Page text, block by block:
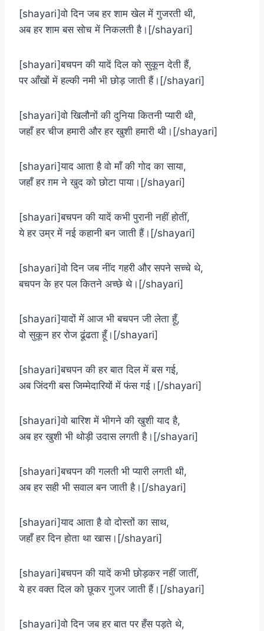
[shayari]वो दिन जब हर शाम खेल में गुजरती थी,
अब हर शाम बस सोच में निकलती है।[/shayari]
[shayari]बचपन की यादें दिल को सुकून देती हैं,
पर आँखों में हल्की नमी भी छोड़ जाती हैं।[/shayari]
[shayari]वो खिलौनों की दुनिया कितनी प्यारी थी,
जहाँ हर चीज हमारी और हर खुशी हमारी थी।[/shayari]
[shayari]याद आता है वो माँ की गोद का साया,
जहाँ हर ग़म ने खुद को छोटा पाया।[/shayari]
[shayari]बचपन की यादें कभी पुरानी नहीं होतीं,
ये हर उम्र में नई कहानी बन जाती हैं।[/shayari]
[shayari]वो दिन जब नींद गहरी और सपने सच्चे थे,
बचपन के हर पल कितने अच्छे थे।[/shayari]
[shayari]यादों में आज भी बचपन जी लेता हूँ,
वो सुकून हर रोज ढूंढता हूँ।[/shayari]
[shayari]बचपन की हर बात दिल में बस गई,
अब जिंदगी बस जिम्मेदारियों में फंस गई।[/shayari]
[shayari]वो बारिश में भीगने की खुशी याद है,
अब हर खुशी भी थोड़ी उदास लगती है।[/shayari]
[shayari]बचपन की गलती भी प्यारी लगती थी,
अब हर सही भी सवाल बन जाती है।[/shayari]
[shayari]याद आता है वो दोस्तों का साथ,
जहाँ हर दिन होता था खास।[/shayari]
[shayari]बचपन की यादें कभी छोड़कर नहीं जातीं,
ये हर वक्त दिल को छूकर गुजर जाती हैं।[/shayari]
[shayari]वो दिन जब हर बात पर हँस पड़ते थे,